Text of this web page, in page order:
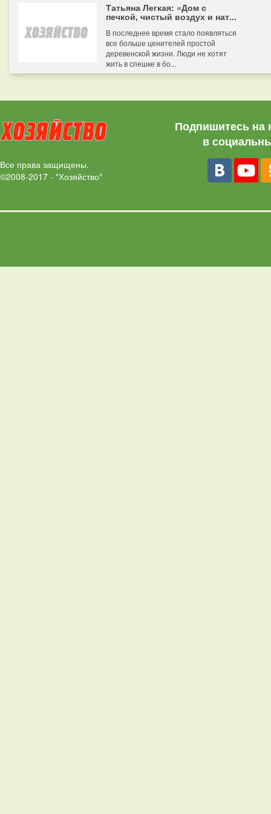
Татьяна Легкая: «Дом с
печкой, чистый воздух и нат...
В последнее время стало появляться
все больше ценителей простой
деревенской жизни. Люди не хотят
жить в спешке в бо...
Все права защищены.
©2008-2017 - "Хозяйство"
Подпишитесь на
в